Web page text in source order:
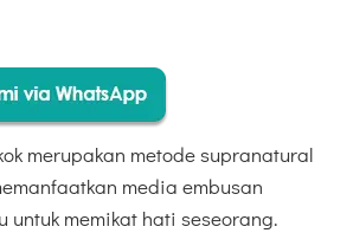
merupakan metode supranatural
media embusan
untuk memikat hati seseorang.